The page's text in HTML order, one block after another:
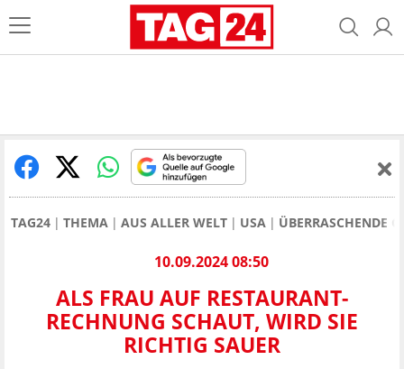
TAG24 THEMA AUS ALLER WELT USA ÜBERRASCHENDE
10.09.2024 08:50
ALS FRAU AUF RESTAURANT-
RECHNUNG SCHAUT, WIRD SIE
RICHTIG SAUER